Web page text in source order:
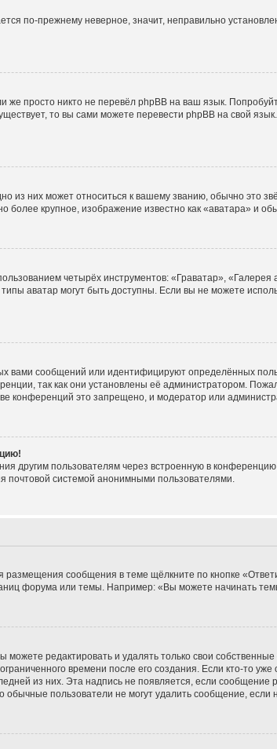
по-прежнему неверное, значит, неправильно
просто никто не перевёл phpBB на ваш язык.
то вы сами можете перевести phpBB на свой
из них может относиться к вашему званию, обычно это
крупное, изображение известно как «аватара» и
четырёх инструментов: «Граватар»,
аватар могут быть доступны. Если вы не можете
вами сообщений или идентифицируют определённых
так как они установлены её администратором.
конференций это запрещено, и модератор или
другим пользователям через встроенную в
почтовой системой анонимными пользователями.
сообщения в теме щёлкните по кнопке
форума или темы. Например: «Вы можете начинать
редактировать и удалять только свои
времени после его создания. Если кто-то
из них. Эта надпись не появляется, если
пользователи не могут удалить сообщение, если